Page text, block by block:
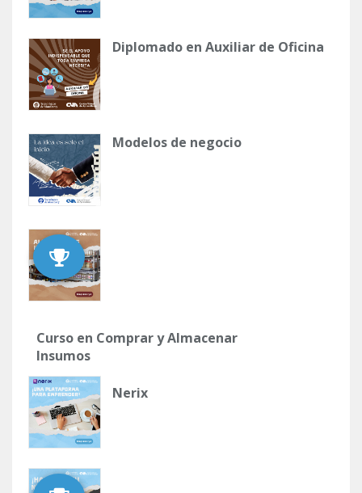
Diplomado en Auxiliar de Oficina
Modelos de negocio
Curso en Comprar y Almacenar
Insumos
Nerix